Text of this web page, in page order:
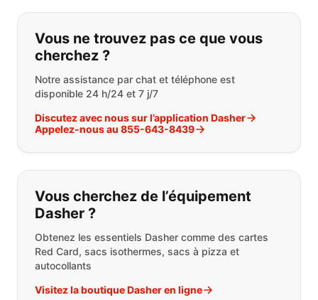
Si vous ne trouvez pas ce que vous
Vous ne trouvez pas ce que vous
cherchez ?
Notre assistance par chat et téléphone est
disponible 24 h/24 et 7 j/7
Discutez avec nous sur l’application Dasher
Appelez-nous au 855-643-8439
Vous cherchez de l’équipement
Dasher ?
Obtenez les essentiels Dasher comme des cartes
Red Card, sacs isothermes, sacs à pizza et
autocollants
Visitez la boutique Dasher en ligne